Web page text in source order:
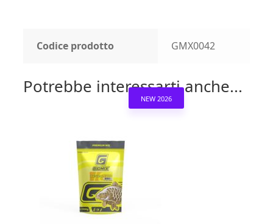
Codice prodotto GMX0042
Potrebbe interessarti anche...
NEW 2026